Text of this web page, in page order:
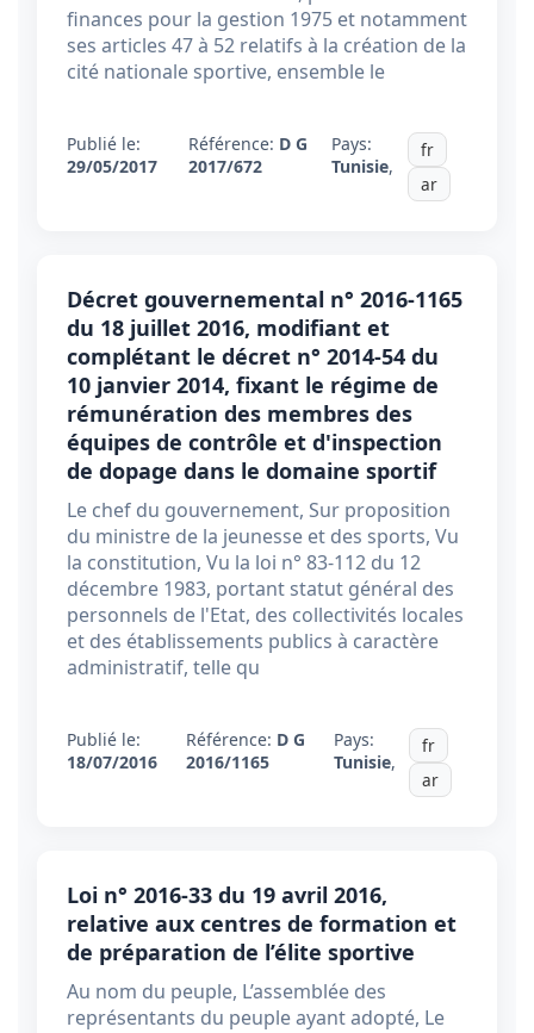
finances pour la gestion 1975 et notamment
ses articles 47 à 52 relatifs à la création de la
cité nationale sportive, ensemble le
Publié le:
29/05/2017
Référence: D G
2017/672
Pays:
Tunisie,
fr
ar
Décret gouvernemental n° 2016-1165
du 18 juillet 2016, modifiant et
complétant le décret n° 2014-54 du
10 janvier 2014, fixant le régime de
rémunération des membres des
équipes de contrôle et d'inspection
de dopage dans le domaine sportif
Le chef du gouvernement, Sur proposition
du ministre de la jeunesse et des sports, Vu
la constitution, Vu la loi n° 83-112 du 12
décembre 1983, portant statut général des
personnels de l'Etat, des collectivités locales
et des établissements publics à caractère
administratif, telle qu
Publié le:
18/07/2016
Référence: D G
2016/1165
Pays:
Tunisie,
fr
ar
Loi n° 2016-33 du 19 avril 2016,
relative aux centres de formation et
de préparation de l’élite sportive
Au nom du peuple, L’assemblée des
représentants du peuple ayant adopté, Le